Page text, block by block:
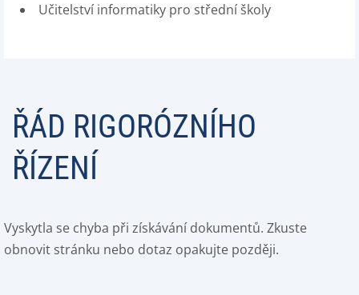
Učitelství informatiky pro střední školy
ŘÁD RIGORÓZNÍHO
ŘÍZENÍ
Vyskytla se chyba při získávání dokumentů. Zkuste
obnovit stránku nebo dotaz opakujte později.